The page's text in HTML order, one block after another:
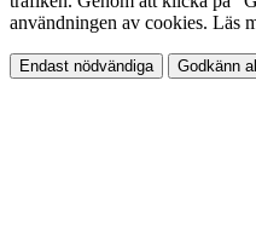
användningen av cookies. Läs
Endast nödvändiga Godkänn